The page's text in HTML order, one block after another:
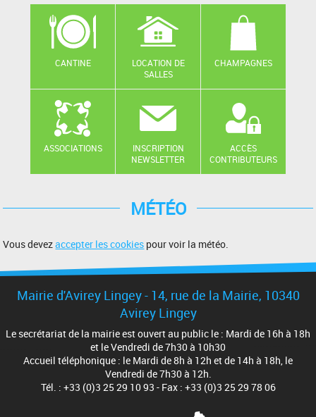
CANTINE
LOCATION DE
SALLES
CHAMPAGNES
ASSOCIATIONS
INSCRIPTION
NEWSLETTER
ACCÈS
CONTRIBUTEURS
MÉTÉO
Vous devezaccepter les cookies pour voir la météo.
Mairie d'Avirey Lingey - 14, rue de la Mairie, 10340
Avirey Lingey
Le secrétariat de la mairie est ouvert au public le : Mardi de 16h à 18h
et le Vendredi de 7h30 à 10h30
Accueil téléphonique : le Mardi de 8h à 12h et de 14h à 18h, le
Vendredi de 7h30 à 12h.
Tél. : +33 (0)3 25 29 10 93 - Fax : +33 (0)3 25 29 78 06